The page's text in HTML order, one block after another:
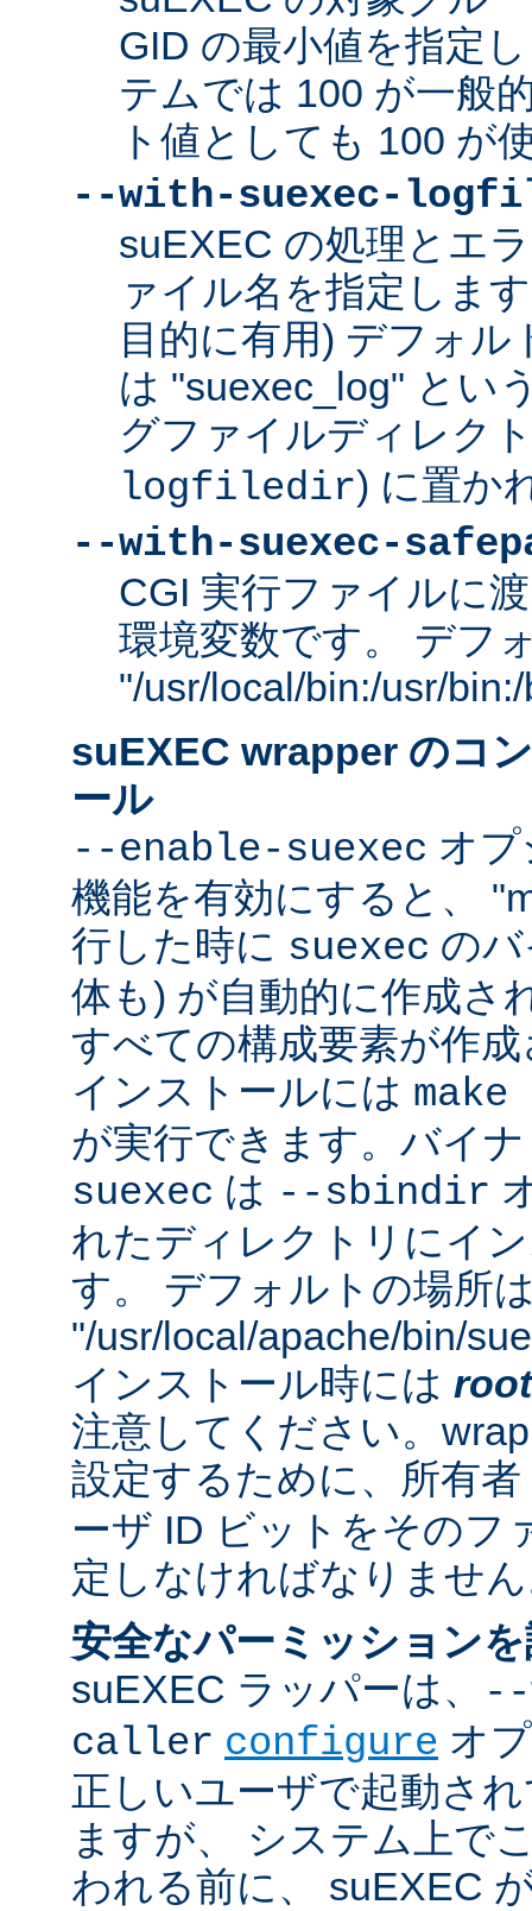
GID の最小値を指定
テムでは 100 が一般
ト値としても 100 が
--with-suexec-
suEXEC の処理とエ
ァイル名を指定しま
目的に有用) デフォ
は "suexec_log" とい
グファイルディレク
logfiledir) に置か
--with-suexec-
CGI 実行ファイルに
環境変数です。 デフ
"/usr/local/bin:/usr/
suEXEC wrapper のコ
ール
--enable-suexec オ
機能を有効にすると、
行した時に suexec の
体も) が自動的に作成さ
すべての構成要素が作
インストールには
が実行できます。バイ
suexec は --sbindir
れたディレクトリにイ
す。 デフォルトの場所
"/usr/local/apache/bin/
インストール時には root
注意してください。
設定するために、所有者
ーザ ID ビットをそのフ
定しなければなりませ
安全なパーミッション
suEXEC ラッパーは、
caller configure オ
正しいユーザで起動さ
ますが、 システム上で
われる前に、 suEXEC